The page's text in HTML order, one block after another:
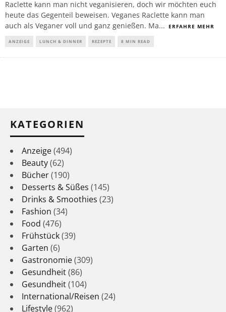
Raclette kann man nicht veganisieren, doch wir möchten euch
heute das Gegenteil beweisen. Veganes Raclette kann man
auch als Veganer voll und ganz genießen. Ma... ERFAHRE MEHR
ANZEIGE LUNCH & DINNER REZEPTE 8 MIN READ
KATEGORIEN
Anzeige(494)
Beauty(62)
Bücher(190)
Desserts & Süßes (145)
Drinks & Smoothies (23)
Fashion (34)
Food (476)
Frühstück(39)
Garten (6)
Gastronomie(309)
Gesundheit(86)
Gesundheit(104)
International/Reisen (24)
Lifestyle(962)